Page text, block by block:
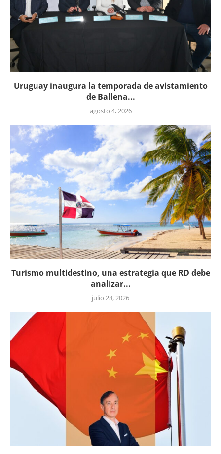
Uruguay inaugura la temporada de avistamiento
de Ballena...
agosto 4, 2026
Turismo multidestino, una estrategia que RD debe
analizar...
julio 28, 2026